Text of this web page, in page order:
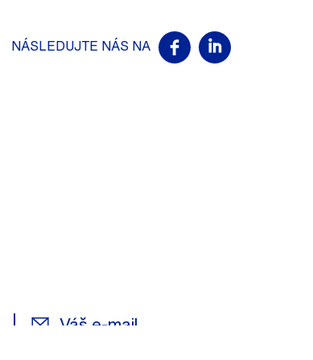
NÁSLEDUJTE NÁS NA
Váš e-mail